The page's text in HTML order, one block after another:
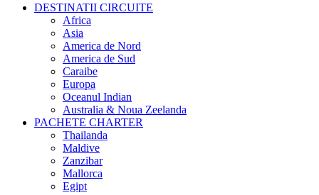
DESTINATII CIRCUITE
Africa
Asia
America de Nord
America de Sud
Caraibe
Europa
Oceanul Indian
Australia & Noua Zeelanda
PACHETE CHARTER
Thailanda
Maldive
Zanzibar
Mallorca
Egipt